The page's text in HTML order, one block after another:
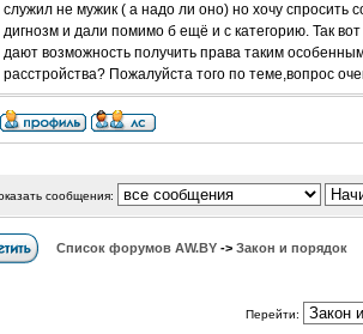
служил не мужик ( а надо ли оно) но хочу спросить
дигнозм и дали помимо б ещё и с категорию. Так
дают возможность получить права таким
расстройства? Пожалуйста того по теме,вопрос
сообщения:
Список форумов АW.BY -> Закон и порядок
Перейти: